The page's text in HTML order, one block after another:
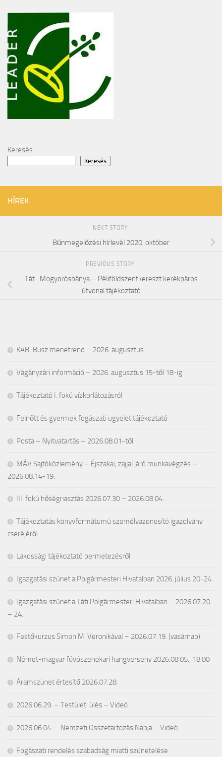
Keresés
Keresés
HÍREK
NEXT STORY
Bűnmegelőzési hírlevél 2020. október
PREVIOUS STORY
Tát- Mogyorósbánya – Péliföldszentkereszt kerékpáros
útvonal tájékoztató
KAB-Busz menetrend – 2026. augusztus
Vágányzári információ – 2026. augusztus 15-től 18-ig
Tájékoztató I. fokú vízkorlátozásról
Felnőtt és gyermek fogászati ügyelet tájékoztató
Posta – Nyitvatartás – 2026.08.01-től
MÁV Sajtóközlemény – Éjszakai, zajjal járó munkavégzés –
2026.08.14-19.
III. fokú hőségriasztás 2026.07.30 – 2026.08.04.
Tájékoztatás könyvformátumú személyazonosító igazolvány
cseréjéről
Lakossági tájékoztató permetezésről
Igazgatási szünet a Polgármesteri Hivatalban 2026. július 20-24.
Igazgatási szünet a Táti Polgármesteri Hivatalban – 2026.07.20
– 24.
Festőkurzus Simon M. Veronikával – 2026.07.19. (vasárnap)
Német-magyar fúvószenekari hangverseny 2026.08.05., 18.00
Áramszünet értesítő 2026.07.28.
2026.06.29. – Testületi ülés – Videó
2026.06.04. – Nemzeti Összetartozás Napja – Videó
Fogászati rendelés szabadság miatti szünetelése